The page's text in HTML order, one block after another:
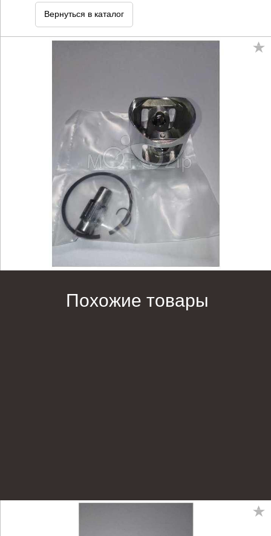
Вернуться в каталог
Похожие товары